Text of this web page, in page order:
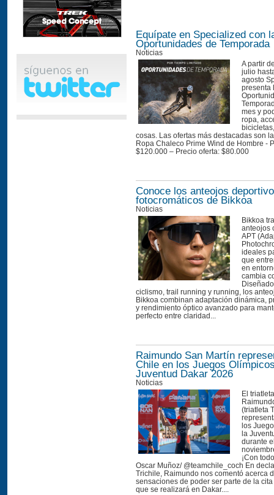
Equípate en Specialized con
Oportunidades de Temporada
Noticias
A partir
julio
agosto
presenta
mes y
ropa,
cosas. Las ofertas más destacadas son
Ropa Chaleco Prime Wind de Hombre -
$120.000 – Precio oferta: $80.000
Conoce los anteojos
fotocromáticos de Bikkoa
Noticias
Bikkoa
anteojos
APT
ideales
que
en
cambia
ciclismo, trail running y running, los
Bikkoa combinan adaptación dinámica,
y rendimiento óptico avanzado para
perfecto entre claridad...
Raimundo San Martín
Chile en los Juegos
Juventud Dakar 2026
Noticias
El
(triatleta
los
la
durante
¡Con
Oscar Muñoz/ @teamchile_coch En
Trichile, Raimundo nos comentó acerca
sensaciones de poder ser parte de la
que se realizará en Dakar....